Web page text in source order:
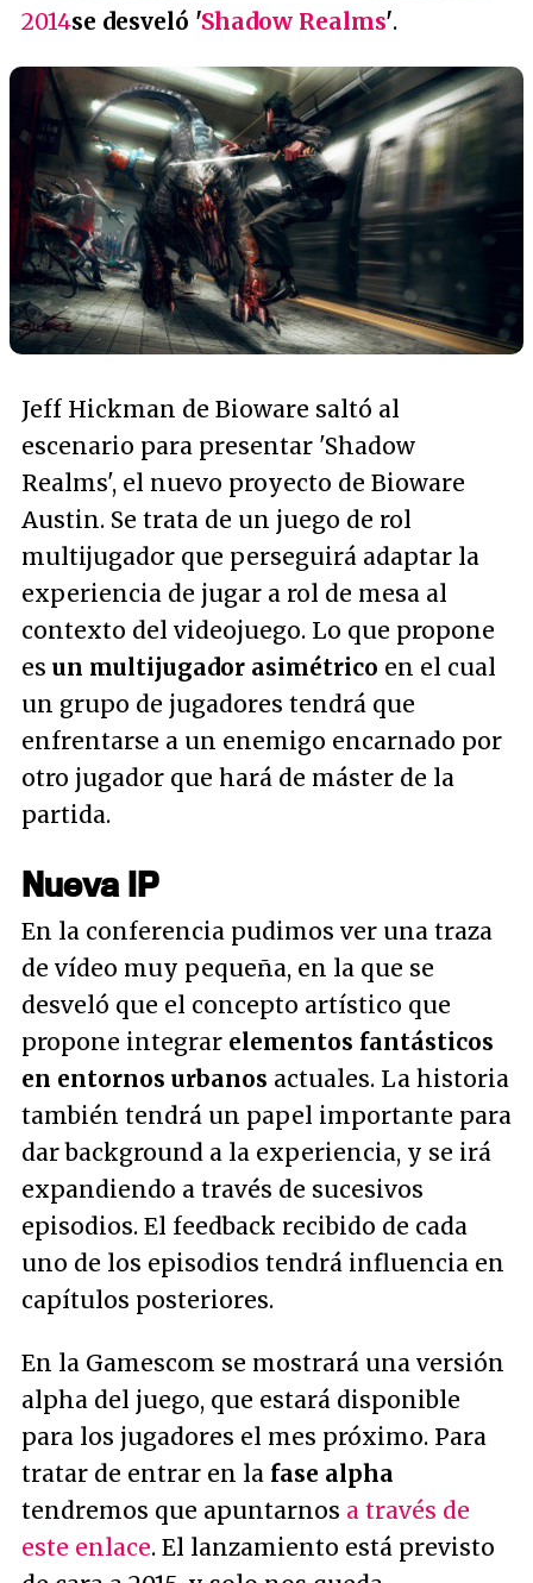
2014se desveló 'Shadow Realms'.
Jeff Hickman de Bioware saltó al
escenario para presentar 'Shadow
Realms', el nuevo proyecto de Bioware
Austin. Se trata de un juego de rol
multijugador que perseguirá adaptar la
experiencia de jugar a rol de mesa al
contexto del videojuego. Lo que propone
es un multijugador asimétrico en el cual
un grupo de jugadores tendrá que
enfrentarse a un enemigo encarnado por
otro jugador que hará de máster de la
partida.
Nueva IP
En la conferencia pudimos ver una traza
de vídeo muy pequeña, en la que se
desveló que el concepto artístico que
propone integrar elementos fantásticos
en entornos urbanos actuales. La historia
también tendrá un papel importante para
dar background a la experiencia, y se irá
expandiendo a través de sucesivos
episodios. El feedback recibido de cada
uno de los episodios tendrá influencia en
capítulos posteriores.
En la Gamescom se mostrará una versión
alpha del juego, que estará disponible
para los jugadores el mes próximo. Para
tratar de entrar en la fase alpha
tendremos que apuntarnos a través de
este enlace. El lanzamiento está previsto